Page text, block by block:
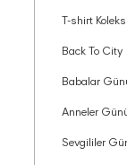
T-shirt
Back To City
Babalar
Anneler
Sevgililer